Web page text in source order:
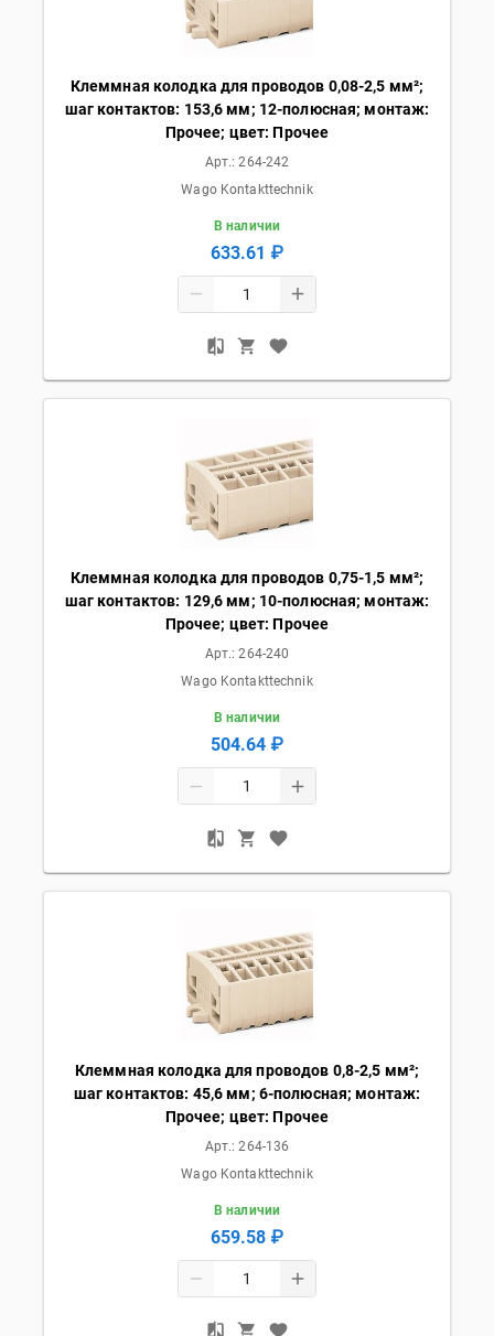
Клеммная колодка для проводов 0,08-2,5 мм²;
шаг контактов: 153,6 мм; 12-полюсная; монтаж:
Прочее; цвет: Прочее
Арт.:264-242
Wago Kontakttechnik
В наличии
633.61 ₽
Клеммная колодка для проводов 0,75-1,5 мм²;
шаг контактов: 129,6 мм; 10-полюсная; монтаж:
Прочее; цвет: Прочее
Арт.:264-240
Wago Kontakttechnik
В наличии
504.64 ₽
Клеммная колодка для проводов 0,8-2,5 мм²;
шаг контактов: 45,6 мм; 6-полюсная; монтаж:
Прочее; цвет: Прочее
Арт.:264-136
Wago Kontakttechnik
В наличии
659.58 ₽